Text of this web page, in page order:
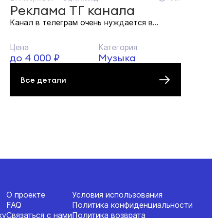
Реклама ТГ канала
Канал в телеграм очень нуждается в...
Цена
до 4 000 ₽
Категория
Музыка
Все детали
О проекте
FAQ
Связаться с нами
Условия использования
Политика конфиденциальности
Политика возврата